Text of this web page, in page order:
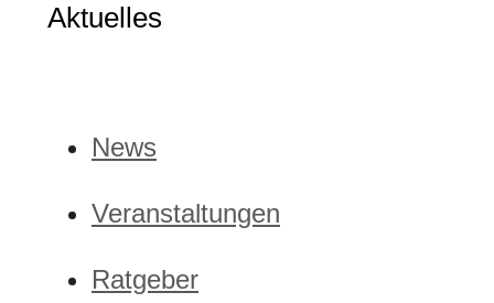
Aktuelles
News
Veranstaltungen
Ratgeber